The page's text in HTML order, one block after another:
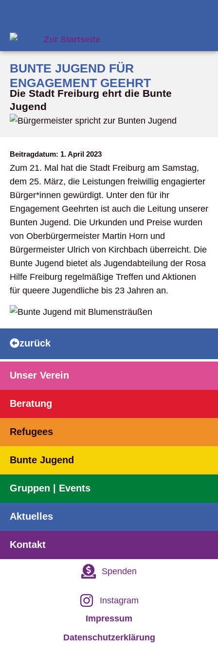
BUNTE JUGEND FÜR
ENGAGEMENT GEEHRT
Die Stadt Freiburg ehrt die Bunte
Jugend
Beitragdatum: 1. April 2023
Zum 21. Mal hat die Stadt Freiburg am Samstag,
dem 25. März, die Leistungen freiwillig engagierter
Bürger*innen gewürdigt. Unter den für ihr
Engagement Geehrten ist auch die Leitung unserer
Bunten Jugend. Die Urkunden und Preise wurden
von Oberbürgermeister Martin Horn und
Bürgermeister Ulrich von Kirchbach überreicht. Die
Bunte Jugend bietet als Jugendabteilung der Rosa
Hilfe Freiburg regelmäßige Treffen und Aktionen
für queere Jugendliche bis 23 Jahren an.
zurück
Unser Verein
Beratung
Refugees
Bunte Jugend
Gruppen | Events
Aktuelles
Kontakt
Spenden
Instagram
Impressum
Datenschutzerklärung